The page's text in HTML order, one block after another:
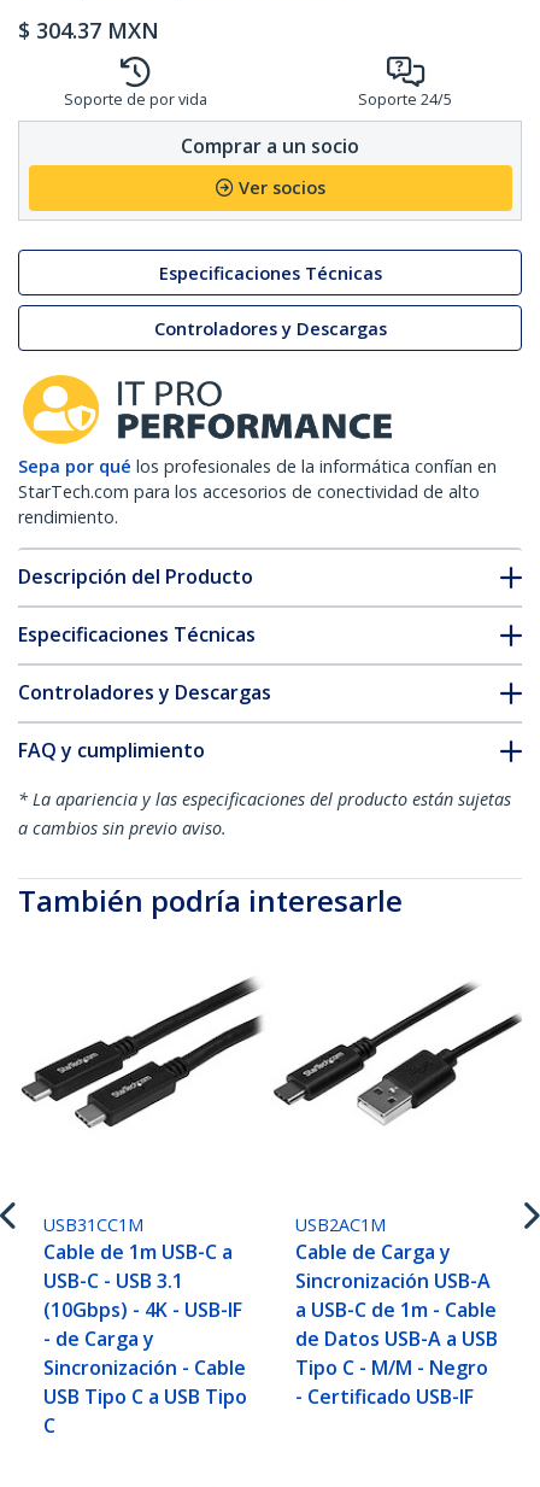
$ 304.37 MXN
Soporte de por vida Soporte 24/5
Comprar a un socio
Ver socios
Especificaciones Técnicas
Controladores y Descargas
Sepa por qué los profesionales de la informática confían en
StarTech.com para los accesorios de conectividad de alto
rendimiento.
Descripción del Producto
Especificaciones Técnicas
Controladores y Descargas
FAQ y cumplimiento
* La apariencia y las especificaciones del producto están sujetas
a cambios sin previo aviso.
También podría interesarle
USB31CC1M
Cable de 1m USB-C a
USB-C - USB 3.1
(10Gbps) - 4K - USB-IF
- de Carga y
Sincronización - Cable
USB Tipo C a USB Tipo
C
USB2AC1M
Cable de Carga y
Sincronización USB-A
a USB-C de 1m - Cable
de Datos USB-A a USB
Tipo C - M/M - Negro
- Certificado USB-IF